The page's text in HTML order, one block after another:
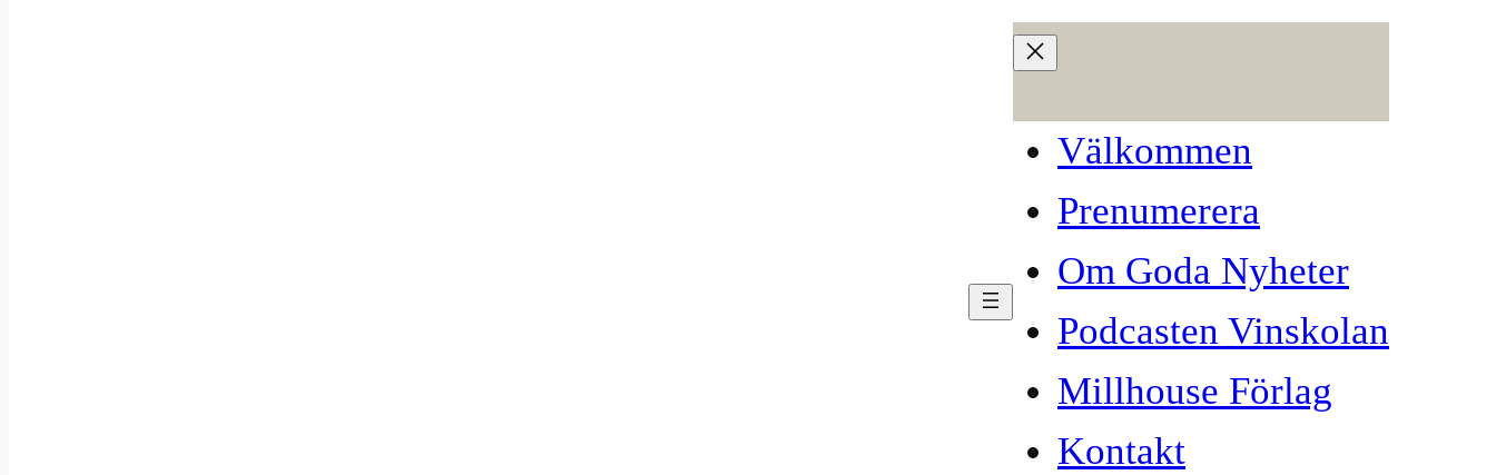
Välkommen
Prenumerera
Om Goda Nyheter
Podcasten Vinskolan
Millhouse Förlag
Kontakt
En riktig klassiker blev Årets Affärskrog – men resan går till Umeå